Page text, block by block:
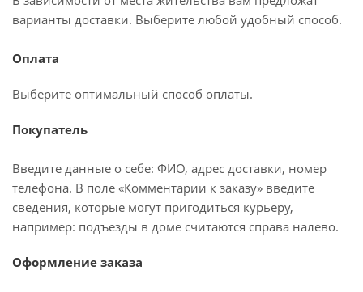
варианты доставки. Выберите любой удобный способ.
Оплата
Выберите оптимальный способ оплаты.
Покупатель
Введите данные о себе: ФИО, адрес доставки, номер
телефона. В поле «Комментарии к заказу» введите
сведения, которые могут пригодиться курьеру,
например: подъезды в доме считаются справа налево.
Оформление заказа